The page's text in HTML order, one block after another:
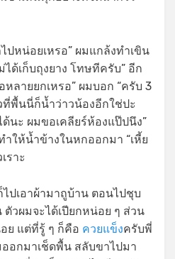
ปหน่อยเหรอ” ผมแกล้งทำเขิน
ด้เก็บถุงยาง โทษทีครับ” อีก
ลายยกเหรอ” ผมบอก “ครับ 3
ที่พื้นนี่ก็น้ำว่าวน้องอีกใช่ปะ
นะ ผมขอเคลียร์ห้องแป๊ปนึง”
ำให้น้ำข้างในหกออกมา “เหี้ย
ราะ
ปเอาผ้ามาถูบ้าน ตอนไปชุบ
วผมจะได้เปียกหน่อย ๆ ส่วน
ย แต่ที่รู้ ๆ ก็คือ ควยแข็งครับพี่
อกมาเช็ดพื้น สลับขาไปมา